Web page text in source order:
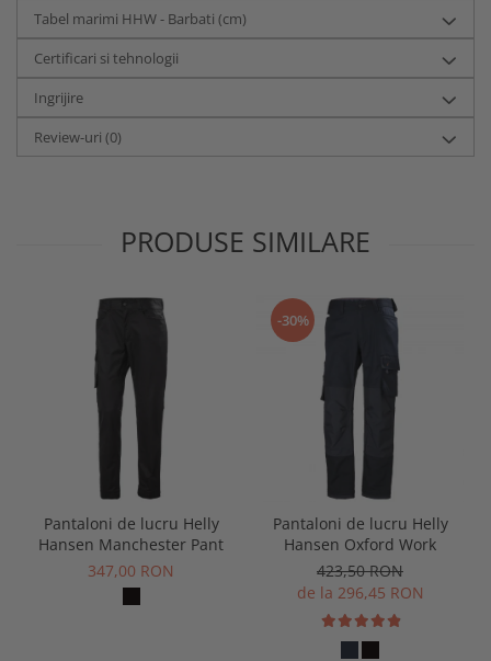
Tabel marimi HHW - Barbati (cm)
Certificari si tehnologii
Ingrijire
Review-uri (0)
PRODUSE SIMILARE
Pantaloni de lucru Helly
Hansen Manchester Pant
347,00 RON
-30%
Pantaloni de lucru Helly
Hansen Oxford Work
423,50 RON
de la 296,45 RON